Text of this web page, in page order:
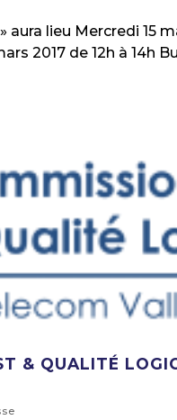
lieu Mercredi 15
2017 de 12h à 14h
& QUALITÉ